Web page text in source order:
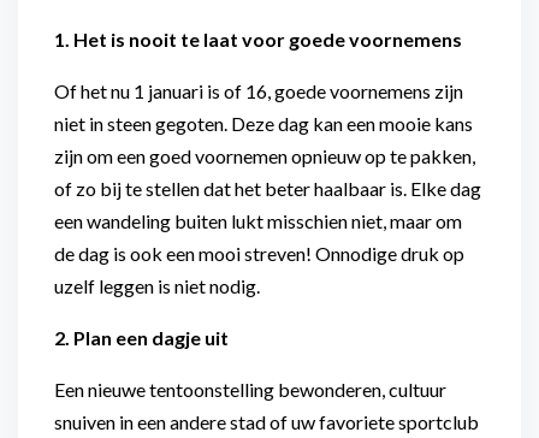
1. Het is nooit te laat voor goede voornemens
Of het nu 1 januari is of 16, goede voornemens zijn
niet in steen gegoten. Deze dag kan een mooie kans
zijn om een goed voornemen opnieuw op te pakken,
of zo bij te stellen dat het beter haalbaar is. Elke dag
een wandeling buiten lukt misschien niet, maar om
de dag is ook een mooi streven! Onnodige druk op
uzelf leggen is niet nodig.
2. Plan een dagje uit
Een nieuwe tentoonstelling bewonderen, cultuur
snuiven in een andere stad of uw favoriete sportclub